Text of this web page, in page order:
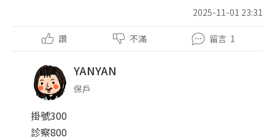
2025-11-01 23:31
讚 不滿 留言 1
YANYAN
保戶
掛號300
診察800